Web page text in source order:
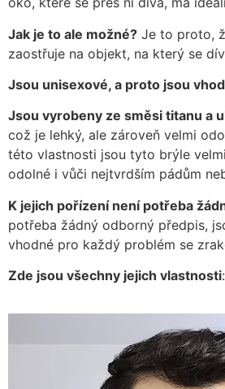
Jak je to ale možné? Je to proto,
zaostřuje na objekt, na který se
Jsou unisexové, a proto jsou
Jsou vyrobeny ze směsi titanu a
což je lehký, ale zároveň velmi
této vlastnosti jsou tyto brýle
odolné i vůči nejtvrdším pádům
K jejich pořízení není potřeba
potřeba žádný odborný předpis,
vhodné pro každý problém se
Zde jsou všechny jejich vlastnosti: